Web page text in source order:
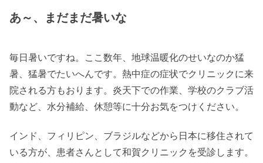
あ～、まだまだ暑いな
毎日暑いですね。ここ数年、地球温暖化のせいなのか猛
暑、猛暑でたいへんです。熱中症の症状でクリニックに来
院される方もおります。炎天下での作業、学校のクラブ活
動など、水分補給、休憩等に十分お気をつけください。
インド、フィリピン、ブラジルなどから日本に移住されて
いる方が、患者さんとして和賀クリニックを受診します。